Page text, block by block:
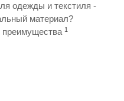
одежды и текстиля -
материал?
преимущества 1